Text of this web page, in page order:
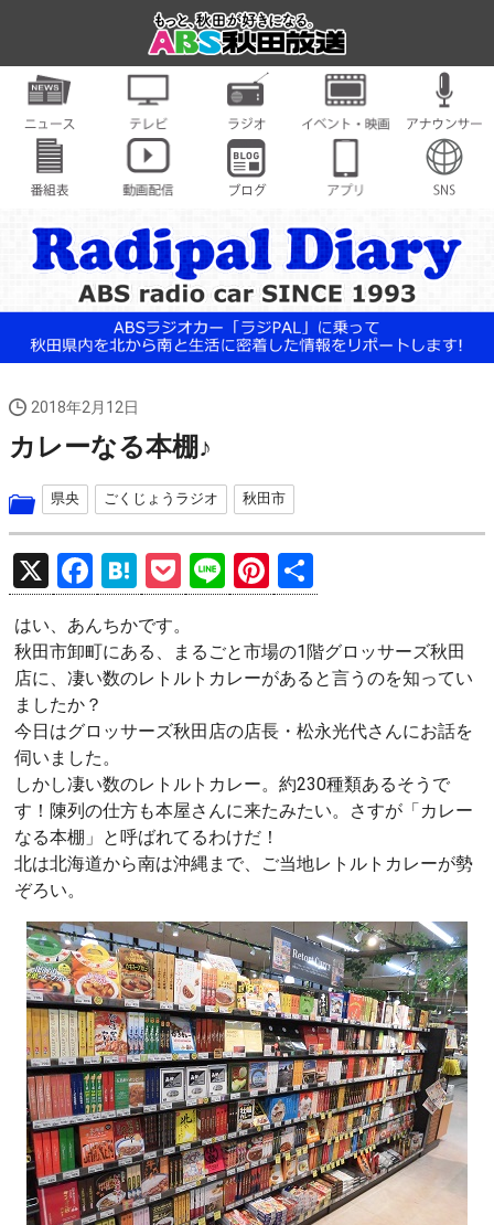
2018年2月12日
カレーなる本棚♪
県央 ごくじょうラジオ 秋田市
X
F
a
ce
b
o
o
k
H
at
e
n
P
o
ck
et
Li
n
e
Pi
nt
er
es
t
有
はい、あんちかです。
秋田市卸町にある、まるごと市場の1階グロッサーズ秋田
店に、凄い数のレトルトカレーがあると言うのを知ってい
ましたか？
今日はグロッサーズ秋田店の店長・松永光代さんにお話を
伺いました。
しかし凄い数のレトルトカレー。約230種類あるそうで
す！陳列の仕方も本屋さんに来たみたい。さすが「カレー
なる本棚」と呼ばれてるわけだ！
北は北海道から南は沖縄まで、ご当地レトルトカレーが勢
ぞろい。